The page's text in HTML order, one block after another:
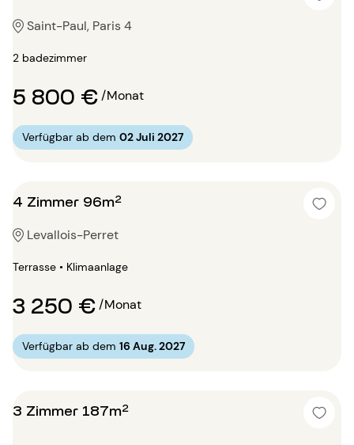
Saint-Paul, Paris 4
2 badezimmer
5 800 €/Monat
Verfügbar ab dem 02 Juli 2027
4 Zimmer 96m²
Levallois-Perret
Terrasse • Klimaanlage
3 250 €/Monat
Verfügbar ab dem 16 Aug. 2027
3 Zimmer 187m²